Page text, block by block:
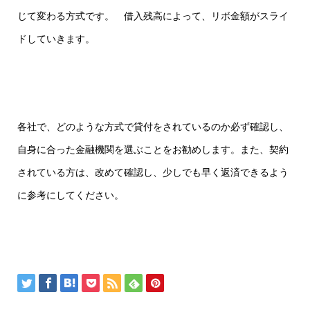
じて変わる方式です。 借入残高によって、リボ金額がスライ
ドしていきます。
各社で、どのような方式で貸付をされているのか必ず確認し、
自身に合った金融機関を選ぶことをお勧めします。また、契約
されている方は、改めて確認し、少しでも早く返済できるよう
に参考にしてください。